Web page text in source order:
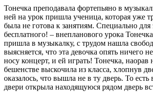
Тонечка преподавала фортепьяно в
ней на урок пришла ученица, которая уже
была не готова к занятиям. Специально для
бесплатного! – внепланового урока
пришла в музыкалку, с трудом нашла
выясняется, что эта девочка опять ничего
носу концерт, и ей играть! Тонечка, наорав
бешенстве выскочила из класса, хлопнув
оказалось, что вышла не в ту дверь. То есть
двери открыла находящуюся рядом дверь